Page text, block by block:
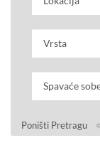
Poništi Pretragu